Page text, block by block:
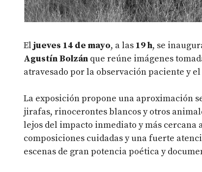
El jueves 14 de mayo, a las 19 h, se
Agustín Bolzán que reúne imágenes
atravesado por la observación paciente y
La exposición propone una aproximación
jirafas, rinocerontes blancos y otros
lejos del impacto inmediato y más cercana
composiciones cuidadas y una fuerte
escenas de gran potencia poética y